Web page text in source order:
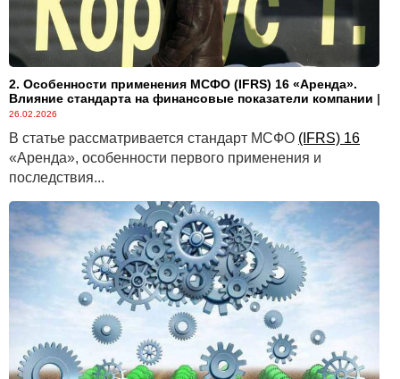
2. Особенности применения МСФО (IFRS) 16 «Аренда».
Влияние стандарта на финансовые показатели компании |
26.02.2026
В статье рассматривается стандарт МСФО (IFRS) 16
«Аренда», особенности первого применения и
последствия...